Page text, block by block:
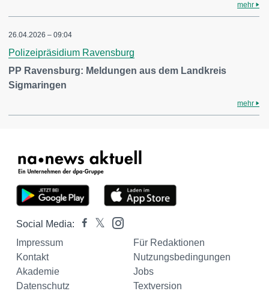
mehr
26.04.2026 – 09:04
Polizeipräsidium Ravensburg
PP Ravensburg: Meldungen aus dem Landkreis
Sigmaringen
mehr
Social Media:
Impressum
Für Redaktionen
Kontakt
Nutzungsbedingungen
Akademie
Jobs
Datenschutz
Textversion